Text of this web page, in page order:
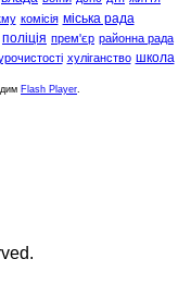
комісія міська рада
поліція прем'єр районна рада
хуліганство школа
Flash Player.